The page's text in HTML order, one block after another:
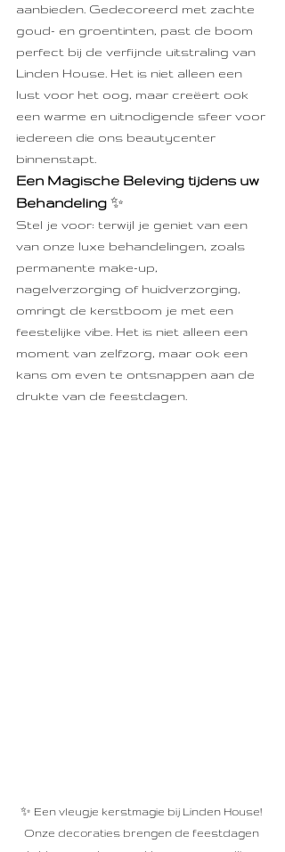
aanbieden. Gedecoreerd met zachte
goud- en groentinten, past de boom
perfect bij de verfijnde uitstraling van
Linden House. Het is niet alleen een
lust voor het oog, maar creëert ook
een warme en uitnodigende sfeer voor
iedereen die ons beautycenter
binnenstapt.
Een Magische Beleving tijdens uw
Behandeling ✨
Stel je voor: terwijl je geniet van een
van onze luxe behandelingen, zoals
permanente make-up,
nagelverzorging of huidverzorging,
omringt de kerstboom je met een
feestelijke vibe. Het is niet alleen een
moment van zelfzorg, maar ook een
kans om even te ontsnappen aan de
drukte van de feestdagen.
✨ Een vleugje kerstmagie bij Linden House!
Onze decoraties brengen de feestdagen